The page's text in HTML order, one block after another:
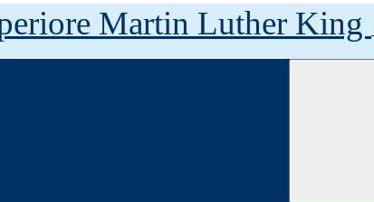
Martin Luther King